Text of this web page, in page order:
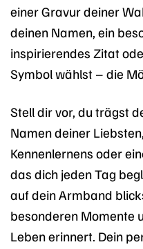
einer Gravur deiner
deinen Namen, ein
inspirierendes Zitat
Symbol wählst – die
Stell dir vor, du trägst
Namen deiner
Kennenlernens oder
das dich jeden Tag
auf dein Armband
besonderen Momente
Leben erinnert. Dein